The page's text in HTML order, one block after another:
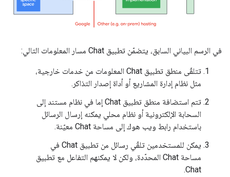
في الرسم البياني السابق، يتضمّن تطبيق Chat مسار المعلومات التالي:
تتلقّى منطق تطبيق Chat المعلومات من خدمات خارجية،
مثل نظام إدارة المشاريع أو أداة إصدار التذاكر.
تتم استضافة منطق تطبيق Chat إما في نظام مستند إلى
السحابة الإلكترونية أو نظام محلي يمكنه إرسال الرسائل
باستخدام رابط ويب هوك إلى مساحة Chat معيّنة.
يمكن للمستخدمين تلقّي رسائل من تطبيق Chat في
مساحة Chat المحدّدة، ولكن لا يمكنهم التفاعل مع تطبيق
Chat.